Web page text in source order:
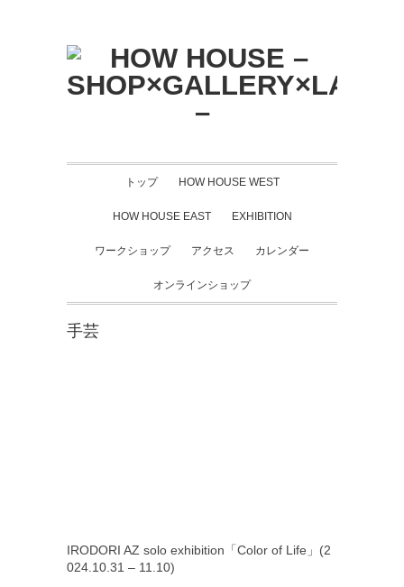
トップ HOW HOUSE WEST
HOW HOUSE EAST EXHIBITION
ワークショップ アクセス カレンダー
オンラインショップ
手芸
IRODORI AZ solo exhibition「Color of Life」(2
024.10.31 – 11.10)